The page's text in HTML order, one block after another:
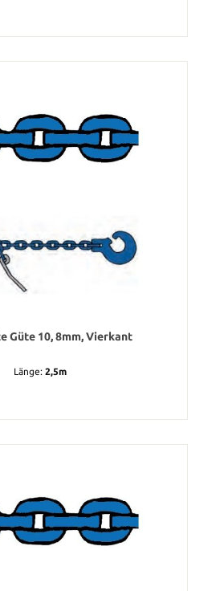
Güte 10, 8mm, Vierkant
Länge: 2,5m